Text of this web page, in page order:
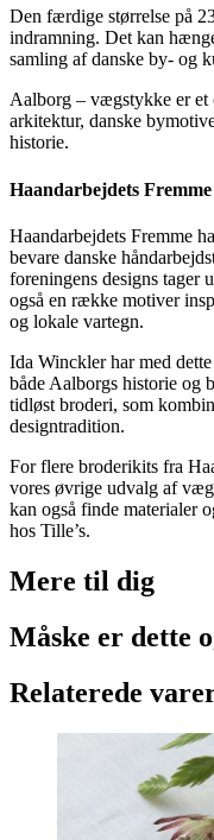
Den færdige størrelse på
indramning. Det kan
samling af danske by- og
Aalborg – vægstykke er et
arkitektur, danske
historie.
Haandarbejdets
Haandarbejdets Fremme
bevare danske
foreningens designs tager
også en række motiver
og lokale vartegn.
Ida Winckler har med
både Aalborgs historie og
tidløst broderi, som
designtradition.
For flere broderikits fra
vores øvrige udvalg af
kan også finde materialer
hos Tille’s.
Mere til dig
Måske er dette
Relaterede